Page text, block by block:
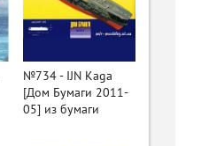
№734 - IJN Kaga
[Дом Бумаги 2011-
05] из бумаги